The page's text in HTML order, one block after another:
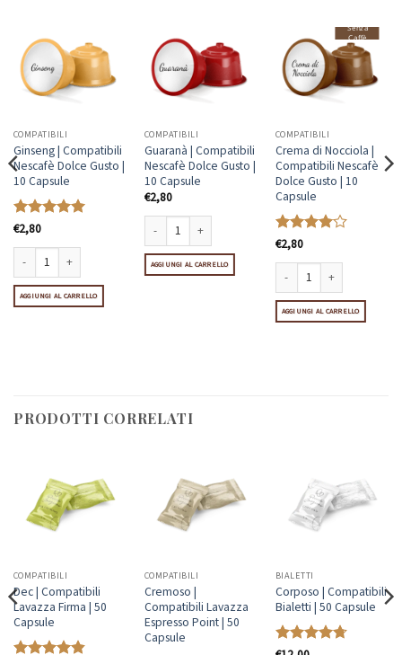
COMPATIBILI
Ginseng | Compatibili
Nescafè Dolce Gusto |
10 Capsule
Valutato
€2,80
Ginseng | Compatibili Nescafè Dolce Gusto | 10 Capsule quantità
AGGIUNGI AL CARRELLO
COMPATIBILI
Guaranà | Compatibili
Nescafè Dolce Gusto |
10 Capsule
€2,80
Guaranà | Compatibili Nescafè Dolce Gusto | 10
AGGIUNGI AL CARRELLO
Senza
Caffè
COMPATIBILI
Crema di Nocciola |
Compatibili Nescafè
Dolce Gusto | 10
Capsule
Valutato
€2,80
Crema di Nocciola |
AGGIUNGI AL CARRELLO
quantità
Dolce Gusto | 10 Capsule quantità
PRODOTTI CORRELATI
COMPATIBILI
Dec | Compatibili
Lavazza Firma | 50
Capsule
COMPATIBILI
Cremoso |
Compatibili Lavazza
Espresso Point | 50
Capsule
BIALETTI
Corposo | Compatibili
Bialetti | 50 Capsule